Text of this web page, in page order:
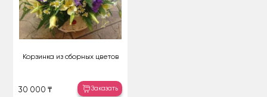
Корзинка из сборных цветов
30 000 ₸ Заказать